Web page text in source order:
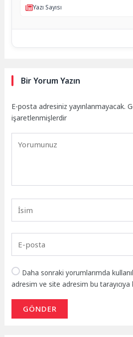
Yazı Sayısı
Bir Yorum Yazın
E-posta adresiniz yayınlanmayacak.
işaretlenmişlerdir
Daha sonraki yorumlarımda
adresim ve site adresim bu tarayıcıya
GÖNDER